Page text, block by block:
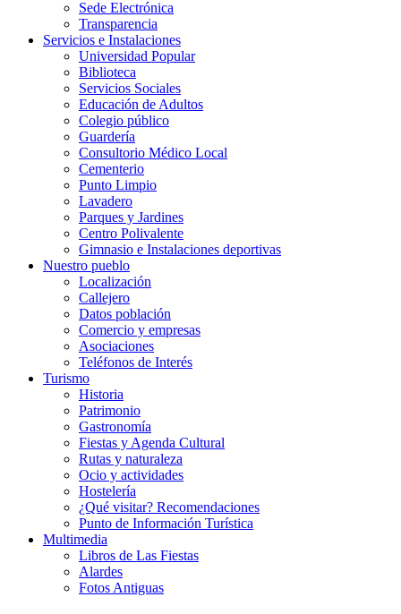
Sede Electrónica
Transparencia
Servicios e Instalaciones
Universidad Popular
Biblioteca
Servicios Sociales
Educación de Adultos
Colegio público
Guardería
Consultorio Médico Local
Cementerio
Punto Limpio
Lavadero
Parques y Jardines
Centro Polivalente
Gimnasio e Instalaciones deportivas
Nuestro pueblo
Localización
Callejero
Datos población
Comercio y empresas
Asociaciones
Teléfonos de Interés
Turismo
Historia
Patrimonio
Gastronomía
Fiestas y Agenda Cultural
Rutas y naturaleza
Ocio y actividades
Hostelería
¿Qué visitar? Recomendaciones
Punto de Información Turística
Multimedia
Libros de Las Fiestas
Alardes
Fotos Antiguas